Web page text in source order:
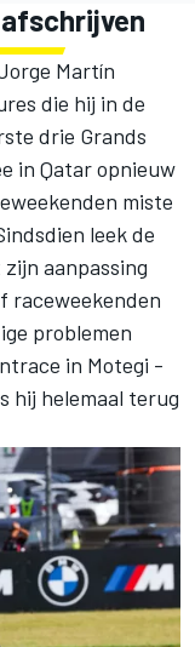
Martín
die hij in de
drie Grands
in Qatar opnieuw
miste
leek de
aanpassing
raceweekenden
problemen
in Motegi -
hij helemaal terug